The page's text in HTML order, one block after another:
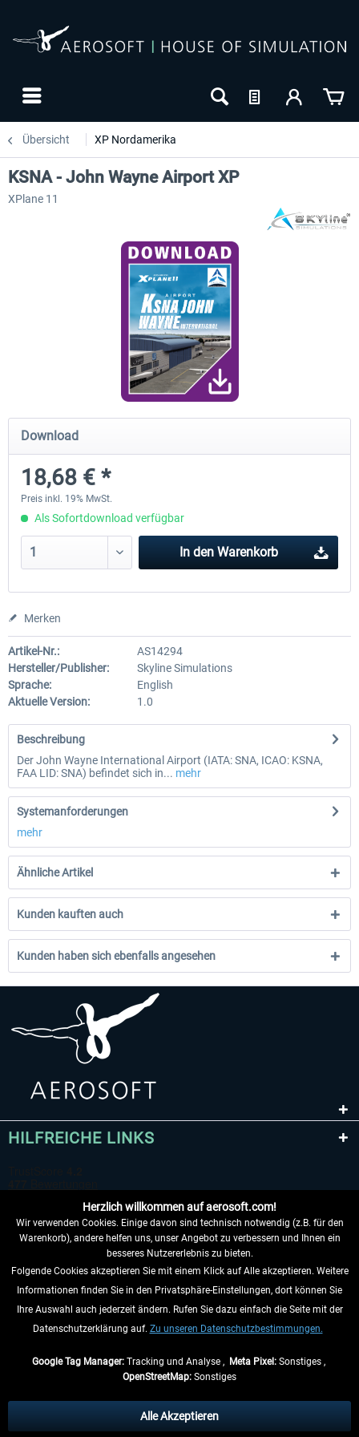
Übersicht XP Nordamerika
FunnerFlight - KSAN, KNZY & Naval
Base San...
19,95 € *
Saint Croix XP
KSNA - John Wayne Airport XP
XPlane 11
Download
18,68 € *
Preis inkl. 19% MwSt.
Als Sofortdownload verfügbar
In den Warenkorb
Merken
Artikel-Nr.:
AS14294
Hersteller/Publisher:
Skyline Simulations
Sprache:
English
Aktuelle Version:
1.0
Beschreibung
Der John Wayne International Airport (IATA: SNA, ICAO: KSNA,
FAA LID: SNA) befindet sich in... mehr
Systemanforderungen
mehr
Ähnliche Artikel
Kunden kauften auch
Kunden haben sich ebenfalls angesehen
HILFREICHE LINKS
VERTRAG WIDERRUFEN
INFORMATIONEN
anders beschrieben.
** Gilt für Lieferungen innerhalb Deutschlands, Lieferzeiten für andere Länder
Herzlich willkommen auf aerosoft.com!
Wir verwenden Cookies. Einige davon sind technisch notwendig (z.B. für den
Warenkorb), andere helfen uns, unser Angebot zu verbessern und Ihnen ein
besseres Nutzererlebnis zu bieten.
Folgende Cookies akzeptieren Sie mit einem Klick auf Alle akzeptieren. Weitere
Informationen finden Sie in den Privatsphäre-Einstellungen, dort können Sie
Ihre Auswahl auch jederzeit ändern. Rufen Sie dazu einfach die Seite mit der
Datenschutzerklärung auf. Zu unseren Datenschutzbestimmungen.
Google Tag Manager:Tracking und Analyse , Meta Pixel:Sonstiges ,
OpenStreetMap: Sonstiges
Alle Akzeptieren